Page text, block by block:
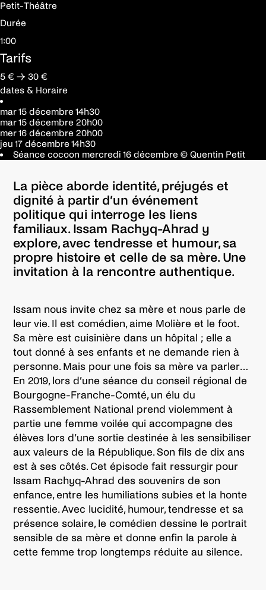
Petit-Théâtre
Durée
1:00
Tarifs
5 € → 30 €
dates & Horaire
mar 15 décembre 14h30
mar 15 décembre 20h00
mer 16 décembre 20h00
jeu 17 décembre 14h30
Séance cocoon mercredi 16 décembre © Quentin Petit
La pièce aborde identité, préjugés et
dignité à partir d’un événement
politique qui interroge les liens
familiaux. Issam Rachyq-Ahrad y
explore, avec tendresse et humour, sa
propre histoire et celle de sa mère. Une
invitation à la rencontre authentique.
Issam nous invite chez sa mère et nous parle de
leur vie. Il est comédien, aime Molière et le foot.
Sa mère est cuisinière dans un hôpital ; elle a
tout donné à ses enfants et ne demande rien à
personne. Mais pour une fois sa mère va parler…
En 2019, lors d’une séance du conseil régional de
Bourgogne-Franche-Comté, un élu du
Rassemblement National prend violemment à
partie une femme voilée qui accompagne des
élèves lors d’une sortie destinée à les sensibiliser
aux valeurs de la République. Son fils de dix ans
est à ses côtés. Cet épisode fait ressurgir pour
Issam Rachyq-Ahrad des souvenirs de son
enfance, entre les humiliations subies et la honte
ressentie. Avec lucidité, humour, tendresse et sa
présence solaire, le comédien dessine le portrait
sensible de sa mère et donne enfin la parole à
cette femme trop longtemps réduite au silence.